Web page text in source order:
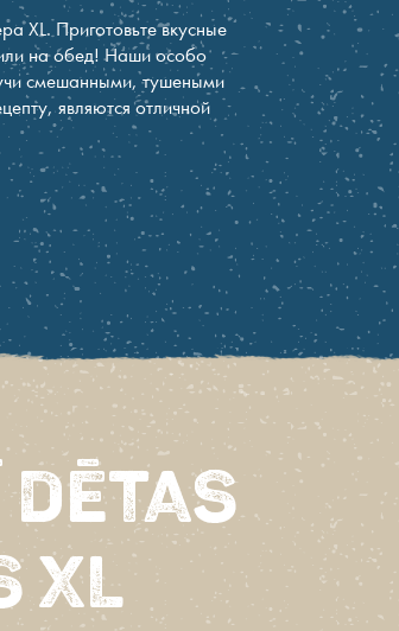
XL. Приготовьте вкусные
на обед! Наши особо
смешанными, тушеными
являются отличной
dētas
XL